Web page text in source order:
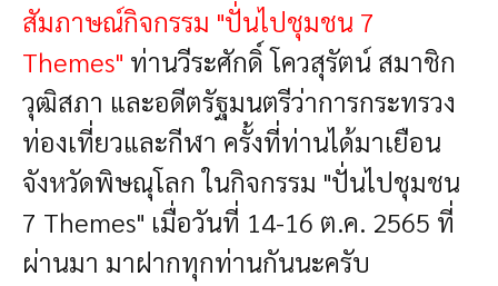
สัมภาษณ์กิจกรรม "ปั่นไปชุมชน 7
Themes" ท่านวีระศักดิ์ โควสุรัตน์ สมาชิก
วุฒิสภา และอดีตรัฐมนตรีว่าการกระทรวง
ท่องเที่ยวและกีฬา ครั้งที่ท่านได้มาเยือน
จังหวัดพิษณุโลก ในกิจกรรม "ปั่นไปชุมชน
7 Themes" เมื่อวันที่ 14-16 ต.ค. 2565 ที่
ผ่านมา มาฝากทุกท่านกันนะครับ